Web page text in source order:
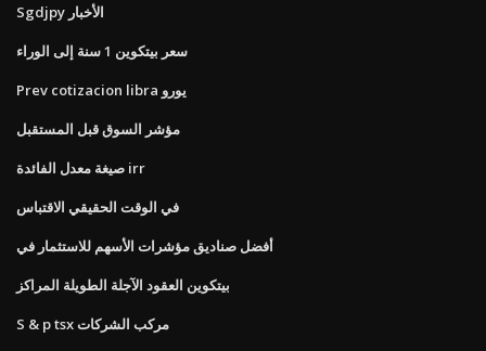
Sgdjpy الأخبار
سعر بيتكوين 1 سنة إلى الوراء
Prev cotizacion libra يورو
مؤشر السوق قبل المستقبل
صيغة معدل الفائدة irr
في الوقت الحقيقي الاقتباس
أفضل صناديق مؤشرات الأسهم للاستثمار في
بيتكوين العقود الآجلة الطويلة المراكز
S & p tsx مركب الشركات